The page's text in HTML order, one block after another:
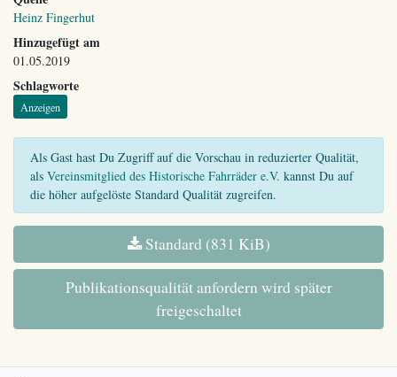
Heinz Fingerhut
Hinzugefügt am
01.05.2019
Schlagworte
Anzeigen
Als Gast hast Du Zugriff auf die Vorschau in reduzierter Qualität,
als Vereinsmitglied des Historische Fahrräder e.V. kannst Du auf
die höher aufgelöste Standard Qualität zugreifen.
Standard (831 KiB)
Publikationsqualität anfordern wird später
freigeschaltet